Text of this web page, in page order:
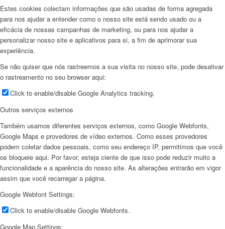
Estes cookies colectam informações que são usadas de forma agregada
para nos ajudar a entender como o nosso site está sendo usado ou a
eficácia de nossas campanhas de marketing, ou para nos ajudar a
personalizar nosso site e aplicativos para si, a fim de aprimorar sua
experiência.
Se não quiser que nós rastreemos a sua visita no nosso site, pode desativar
o rastreamento no seu browser aqui:
Click to enable/disable Google Analytics tracking.
Outros serviços externos
Também usamos diferentes serviços externos, como Google Webfonts,
Google Maps e provedores de vídeo externos. Como esses provedores
podem coletar dados pessoais, como seu endereço IP, permitimos que você
os bloqueie aqui. Por favor, esteja ciente de que isso pode reduzir muito a
funcionalidade e a aparência do nosso site. As alterações entrarão em vigor
assim que você recarregar a página.
Google Webfont Settings:
Click to enable/disable Google Webfonts.
Google Map Settings: